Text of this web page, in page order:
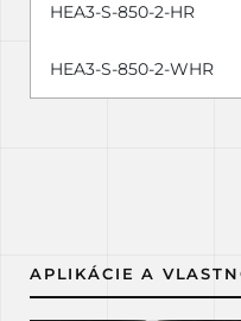
HEA3-S-850-2-HR
HEA3-S-850-2-WHR
APLIKÁCIE A